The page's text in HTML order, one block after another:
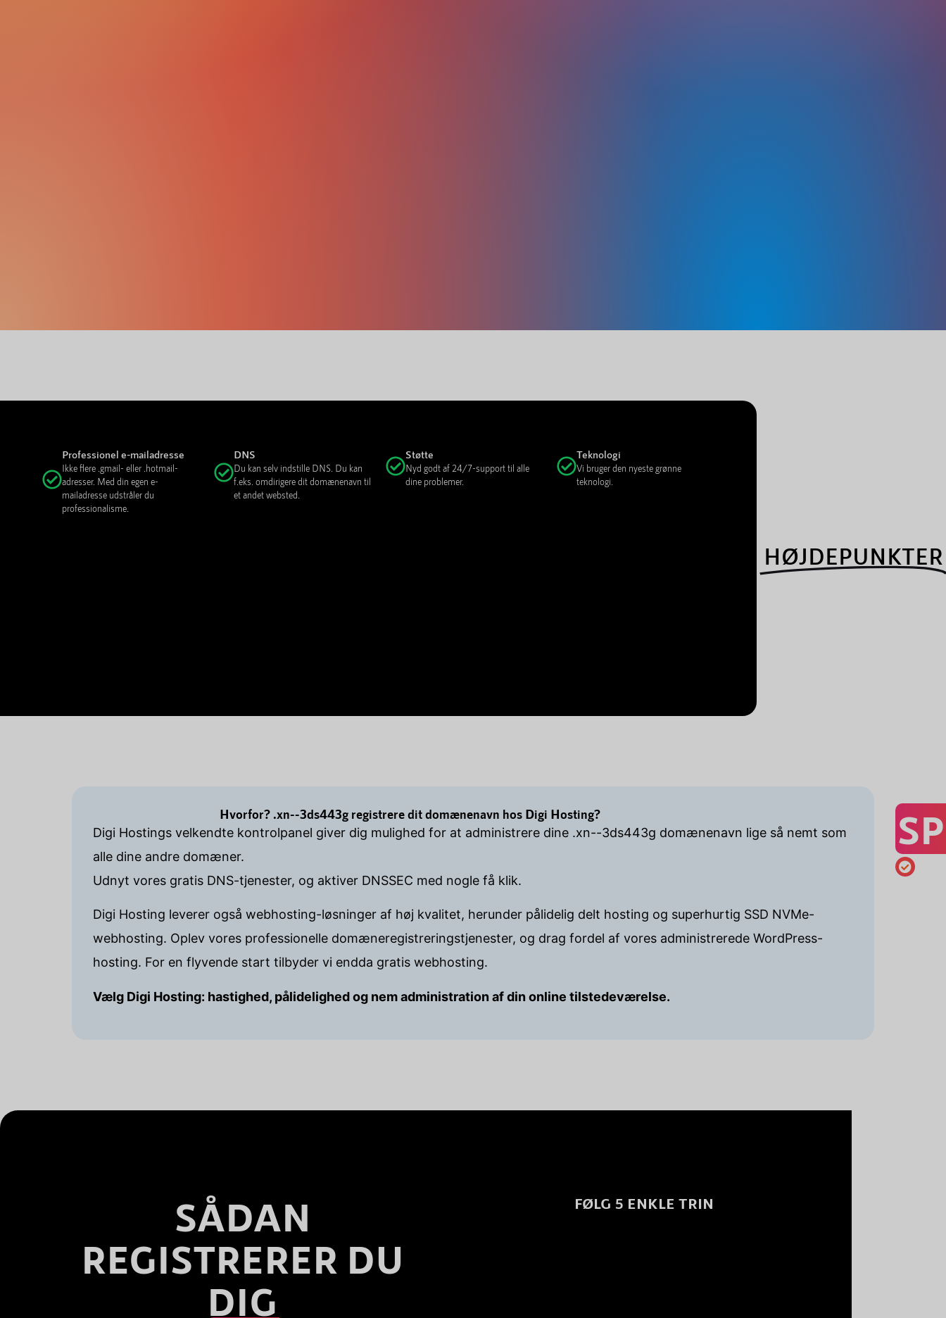
Professionel e-mailadresse
Ikke flere .gmail- eller .hotmail-
adresser. Med din egen e-
mailadresse udstråler du
professionalisme.
DNS
Du kan selv indstille DNS. Du kan
f.eks. omdirigere dit domænenavn til
et andet websted.
Støtte
Nyd godt af 24/7-support til alle
dine problemer.
Teknologi
Vi bruger den nyeste grønne
teknologi.
HØJDEPUNKTER
Hvorfor? .xn--3ds443g registrere dit domænenavn hos Digi Hosting?
Digi Hostings velkendte kontrolpanel giver dig mulighed for at administrere dine .xn--3ds443g domænenavn lige så nemt som
alle dine andre domæner.
Udnyt vores gratis DNS-tjenester, og aktiver DNSSEC med nogle få klik.
Digi Hosting leverer også webhosting-løsninger af høj kvalitet, herunder pålidelig delt hosting og superhurtig SSD NVMe-
webhosting. Oplev vores professionelle domæneregistreringstjenester, og drag fordel af vores administrerede WordPress-
hosting. For en flyvende start tilbyder vi endda gratis webhosting.
Vælg Digi Hosting: hastighed, pålidelighed og nem administration af din online tilstedeværelse.
SÅDAN
REGISTRERER DU
DIG
FØLG 5 ENKLE TRIN